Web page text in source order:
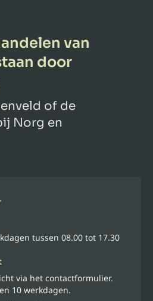
van
door
of de
Norg en
tussen 08.00 tot 17.30
via het contactformulier.
10 werkdagen.